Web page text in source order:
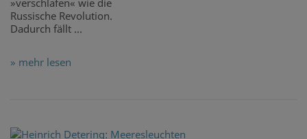
»verschlafen« wie die
Russische Revolution.
Dadurch fällt ...
» mehr lesen